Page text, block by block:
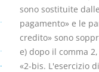
sono sostituite
pagamento» e le
credito» sono
e) dopo il comma
«2-bis. L'esercizio